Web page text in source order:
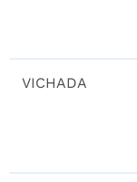
VICHADA